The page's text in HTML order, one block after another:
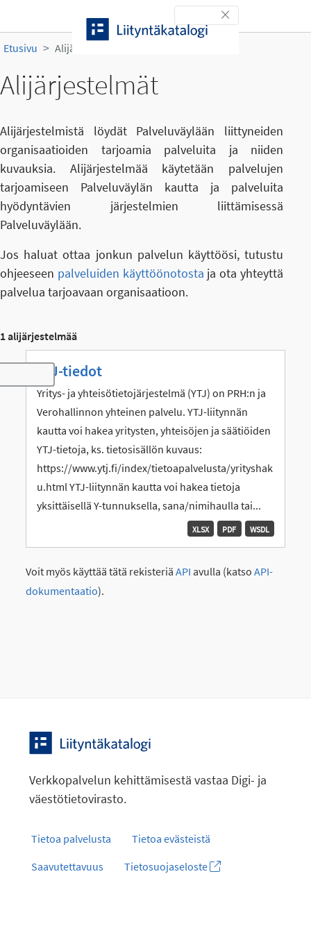
Toggle navigation
Etusivu Alijärjestelmät
Alijärjestelmät
Alijärjestelmistä löydät Palveluväylään liittyneiden
organisaatioiden tarjoamia palveluita ja niiden
kuvauksia. Alijärjestelmää käytetään palvelujen
tarjoamiseen Palveluväylän kautta ja palveluita
hyödyntävien järjestelmien liittämisessä
Palveluväylään.
Jos haluat ottaa jonkun palvelun käyttöösi, tutustu
ohjeeseen palveluiden käyttöönotosta ja ota yhteyttä
palvelua tarjoavaan organisaatioon.
1 alijärjestelmää
Toggle navigation
YTJ-tiedot
Yritys- ja yhteisötietojärjestelmä (YTJ) on PRH:n ja
Verohallinnon yhteinen palvelu. YTJ-liitynnän
kautta voi hakea yritysten, yhteisöjen ja säätiöiden
YTJ-tietoja, ks. tietosisällön kuvaus:
https://www.ytj.fi/index/tietoapalvelusta/yrityshak
u.html YTJ-liitynnän kautta voi hakea tietoja
yksittäisellä Y-tunnuksella, sana/nimihaulla tai...
WSDL
PDF
XLSX
Voit myös käyttää tätä rekisteriä API avulla (katso API-
dokumentaatio).
Verkkopalvelun kehittämisestä vastaa Digi- ja
väestötietovirasto.
Tietoa palvelusta
Tietoa evästeistä
Saavutettavuus
Tietosuojaseloste